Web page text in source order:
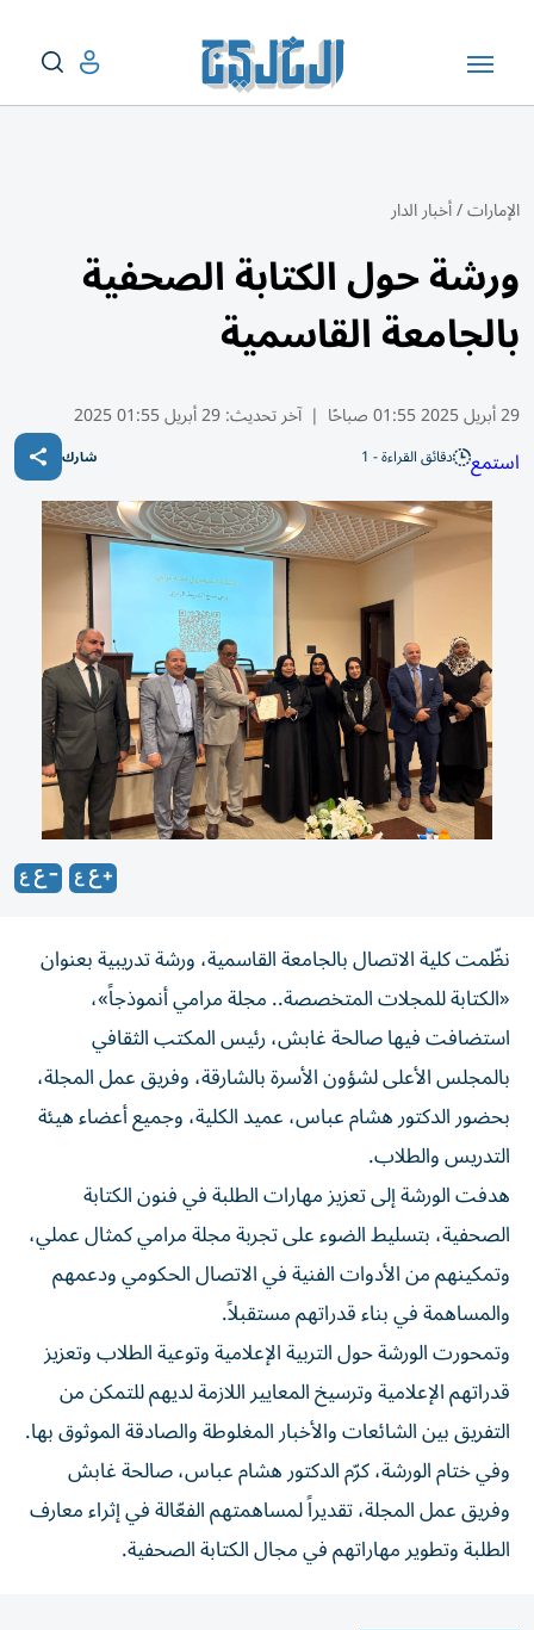
الإمارات/أخبار الدار
ورشة حول الكتابة الصحفية
بالجامعة القاسمية
29 أبريل 2025 01:55 صباحًا | آخر تحديث:29 أبريل 01:55 2025
استمع دقائق القراءة - 1 شارك
نظّمت كلية الاتصال بالجامعة القاسمية، ورشة تدريبية بعنوان
«الكتابة للمجلات المتخصصة.. مجلة مرامي أنموذجاً»،
استضافت فيها صالحة غابش، رئيس المكتب الثقافي
بالمجلس الأعلى لشؤون الأسرة بالشارقة، وفريق عمل المجلة،
بحضور الدكتور هشام عباس، عميد الكلية، وجميع أعضاء هيئة
التدريس والطلاب.
هدفت الورشة إلى تعزيز مهارات الطلبة في فنون الكتابة
الصحفية، بتسليط الضوء على تجربة مجلة مرامي كمثال عملي،
وتمكينهم من الأدوات الفنية في الاتصال الحكومي ودعمهم
والمساهمة في بناء قدراتهم مستقبلاً.
وتمحورت الورشة حول التربية الإعلامية وتوعية الطلاب وتعزيز
قدراتهم الإعلامية وترسيخ المعايير اللازمة لديهم للتمكن من
التفريق بين الشائعات والأخبار المغلوطة والصادقة الموثوق بها.
وفي ختام الورشة، كرّم الدكتور هشام عباس، صالحة غابش
وفريق عمل المجلة، تقديراً لمساهمتهم الفعّالة في إثراء معارف
الطلبة وتطوير مهاراتهم في مجال الكتابة الصحفية.